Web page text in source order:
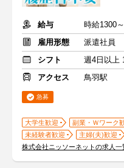
給与
時給1300
雇用形態
派遣社員
シフト
週4日以上
アクセス
鳥羽駅
急募
大学生歓迎 副業・Ｗワーク
未経験者歓迎
主婦(夫)歓迎
株式会社ニッソーネットの求人一